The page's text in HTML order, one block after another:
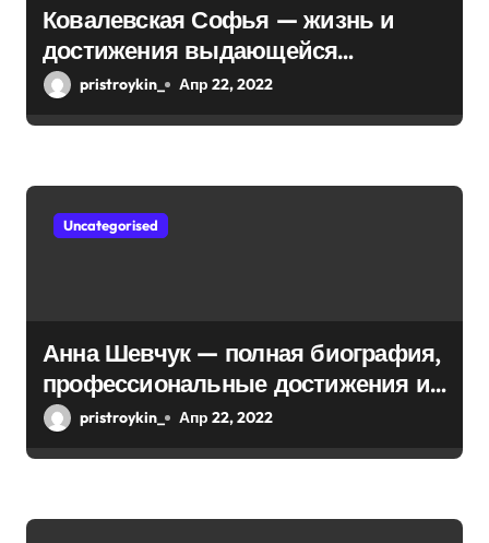
и
с
я
Ковалевская Софья — жизнь и
достижения выдающейся
математической мыслительницы
pristroykin_ Апр 22, 2022
Uncategorised
Анна Шевчук — полная биография,
профессиональные достижения и
интересы, личная жизнь
pristroykin_ Апр 22, 2022